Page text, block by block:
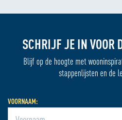
SCHRIJF JE IN VOOR
Blijf op de hoogte met
stappenlijsten en de
VOORNAAM: